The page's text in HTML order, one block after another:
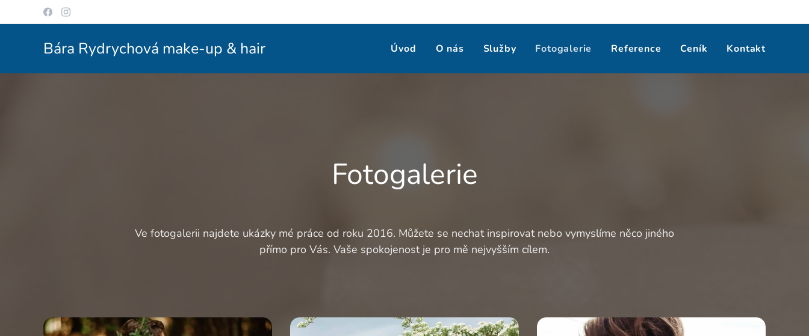
Bára Rydrychová make-up & hair Úvod O nás Služby Fotogalerie Reference Ceník Kontakt
Fotogalerie
Ve fotogalerii najdete ukázky mé práce od roku 2016. Můžete se nechat inspirovat nebo vymyslíme něco jiného
přímo pro Vás. Vaše spokojenost je pro mě nejvyšším cílem.